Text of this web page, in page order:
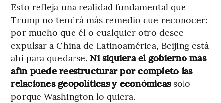
Esto refleja una realidad fundamental que
Trump no tendrá más remedio que reconocer:
por mucho que él o cualquier otro desee
expulsar a China de Latinoamérica, Beijing está
ahí para quedarse. Ni siquiera el gobierno más
afín puede reestructurar por completo las
relaciones geopolíticas y económicassolo
porque Washington lo quiera.